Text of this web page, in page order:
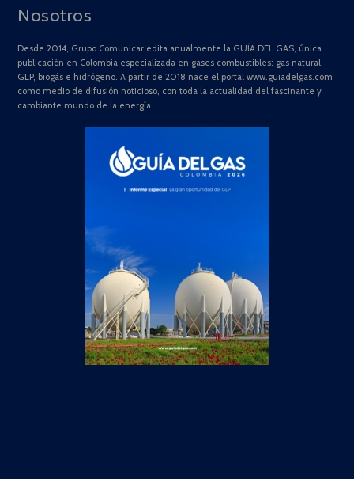
Nosotros
Desde 2014, Grupo Comunicar edita anualmente la GUÍA DEL GAS, única
publicación en Colombia especializada en gases combustibles: gas natural,
GLP, biogás e hidrógeno. A partir de 2018 nace el portal www.guiadelgas.com
como medio de difusión noticioso, con toda la actualidad del fascinante y
cambiante mundo de la energía.